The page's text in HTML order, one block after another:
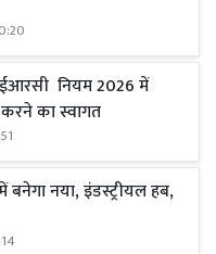
नियम 2026 में
का स्वागत
नया, इंडस्ट्रीयल हब,